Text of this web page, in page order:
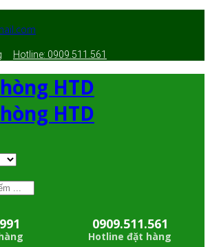
Hotline: 0909.511.561
0909.511.561
Hotline đặt hàng